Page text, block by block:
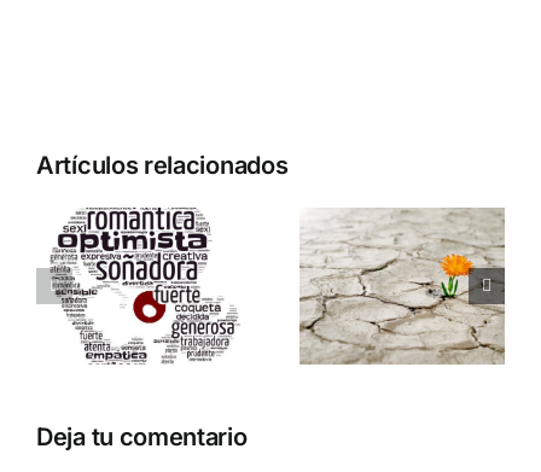
Artículos relacionados
EJERCICIO
PARA LA
RESILIENCIA
Deja tu comentario